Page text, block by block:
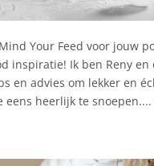
Your Feed voor jouw
inspiratie! Ik ben Reny
en advies om lekker en
eens heerlijk te